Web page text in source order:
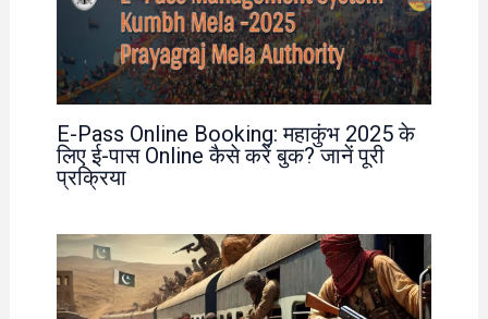
E-Pass Online Booking: महाकुंभ 2025 के
लिए ई-पास Online कैसे करें बुक? जानें पूरी
प्रक्रिया